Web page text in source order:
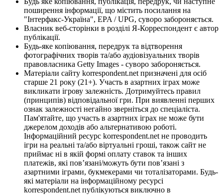
поширення інформації, що містить посилання на
"Інтерфакс-Україна", EPA / UPG, суворо забороняється.
Власник веб-сторінки в розділі Я-Корреспондент є автор
публікації.
Будь-яке копіювання, передрук та відтворення
фотографічних творів та/або аудіовізуальних творів
правовласника Getty Images - суворо забороняється.
Матеріали сайту korrespondent.net призначені для осіб
старше 21 року (21+). Участь в азартних іграх може
викликати ігрову залежність. Дотримуйтесь правил
(принципів) відповідальної гри. При виявленні перших
ознак залежності негайно зверніться до спеціаліста.
Пам'ятайте, що участь в азартних іграх не може бути
джерелом доходів або альтернативою роботі.
Інформаційний ресурс korrespondent.net не проводить
ігри на реальні та/або віртуальні гроші, також сайт не
приймає ні в якій формі оплату ставок та інших
платежів, які пов’язані/можуть бути пов’язані з
азартними іграми, букмекерами чи тоталізаторами. Будь-
які матеріали на інформаційному ресурсі
korrespondent.net публікуються виключно в